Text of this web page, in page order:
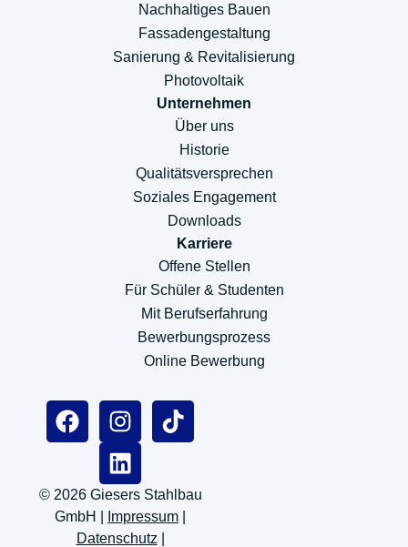
Nachhaltiges Bauen
Fassadengestaltung
Sanierung & Revitalisierung
Photovoltaik
Unternehmen
Über uns
Historie
Qualitätsversprechen
Soziales Engagement
Downloads
Karriere
Offene Stellen
Für Schüler & Studenten
Mit Berufserfahrung
Bewerbungsprozess
Online Bewerbung
© 2026 Giesers Stahlbau
GmbH |
Impressum
Datenschutz